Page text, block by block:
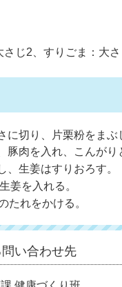
じ2、すりごま：大
に切り、片栗粉をまぶ
豚肉を入れ、こんがり
、生姜はすりおろす。
姜を入れる。
たれをかける。
い合わせ先